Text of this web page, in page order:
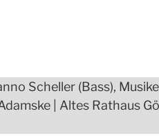
Scheller (Bass),
| Altes Rathaus